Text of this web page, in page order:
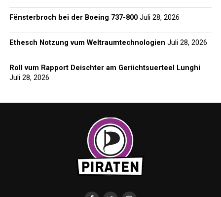
Fënsterbroch bei der Boeing 737-800 Juli 28, 2026
Ethesch Notzung vum Weltraumtechnologien Juli 28, 2026
Roll vum Rapport Deischter am Geriichtsuerteel Lunghi
Juli 28, 2026